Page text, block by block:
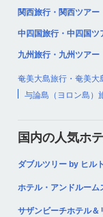
関西旅行・関西ツアー
中四国旅行・中四国ツ
九州旅行・九州ツアー
奄美大島旅行・奄美大
与論島（ヨロン島）
国内の人気ホ
ダブルツリー by ヒル
ホテル・アンドルーム
サザンビーチホテル＆